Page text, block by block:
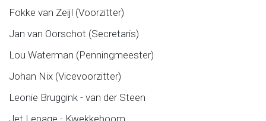
Fokke van Zeijl (Voorzitter)
Jan van Oorschot (Secretaris)
Lou Waterman (Penningmeester)
Johan Nix (Vicevoorzitter)
Leonie Bruggink - van der Steen
Jet Lepage - Kwekkeboom